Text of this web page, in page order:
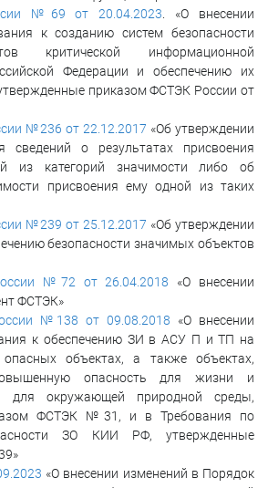
№69 от 20.04.2023. «О внесении
к созданию систем безопасности
критической информационной
Федерации и обеспечению их
приказом ФСТЭК России от
№236 от 22.12.2017 «Об утверждении
сведений о результатах присвоения
из категорий значимости либо об
присвоения ему одной из таких
№239 от 25.12.2017 «Об утверждении
безопасности значимых объектов
№72 от 26.04.2018 «О внесении
ФСТЭК»
№138 от 09.08.2018 «О внесении
к обеспечению ЗИ в АСУ П и ТП на
объектах, а также объектах,
опасность для жизни и
для окружающей природной среды,
ФСТЭК №31, и в Требования по
ЗО КИИ РФ, утвержденные
«О внесении изменений в Порядок